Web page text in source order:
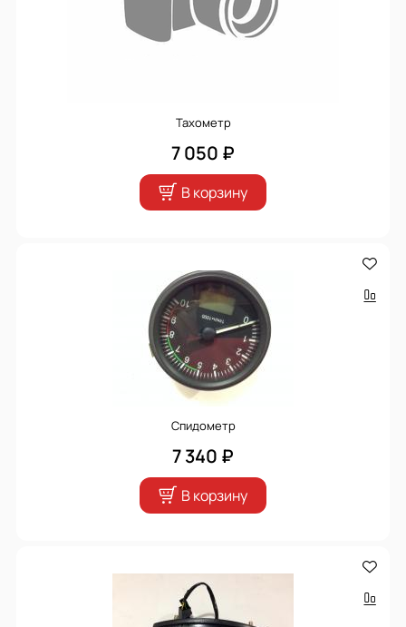
Тахометр
7 050 ₽
В корзину
Спидометр
7 340 ₽
В корзину